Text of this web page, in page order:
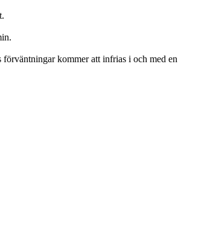
kommer att infrias i och med en